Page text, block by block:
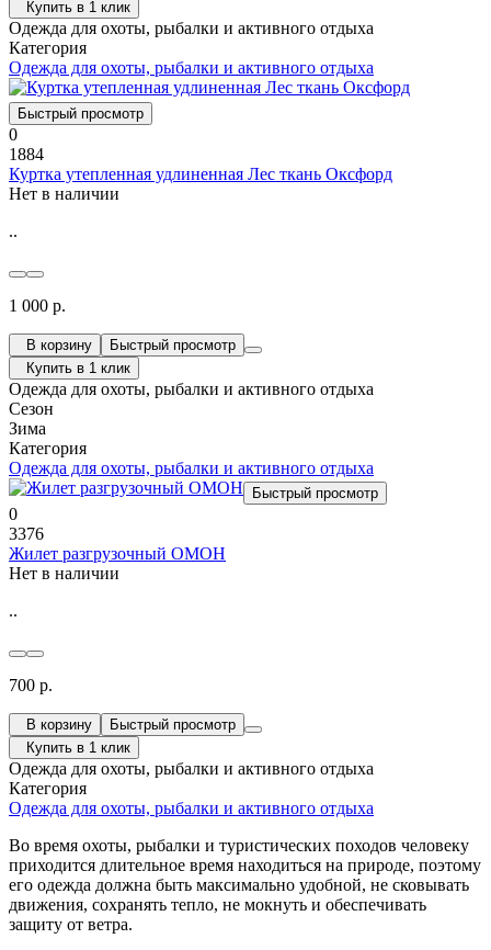
Купить в 1 клик
Одежда для охоты, рыбалки и активного отдыха
Категория
Одежда для охоты, рыбалки и активного отдыха
Быстрый просмотр
0
1884
Куртка утепленная удлиненная Лес ткань Оксфорд
Нет в наличии
..
1 000 р.
В корзину
Быстрый просмотр
Купить в 1 клик
Одежда для охоты, рыбалки и активного отдыха
Сезон
Зима
Категория
Одежда для охоты, рыбалки и активного отдыха
Быстрый просмотр
0
3376
Жилет разгрузочный ОМОН
Нет в наличии
..
700 р.
В корзину
Быстрый просмотр
Купить в 1 клик
Одежда для охоты, рыбалки и активного отдыха
Категория
Одежда для охоты, рыбалки и активного отдыха
Во время охоты, рыбалки и туристических походов человеку
приходится длительное время находиться на природе, поэтому
его одежда должна быть максимально удобной, не сковывать
движения, сохранять тепло, не мокнуть и обеспечивать
защиту от ветра.